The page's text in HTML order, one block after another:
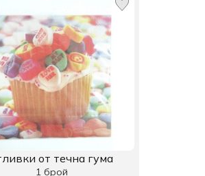
от течна гума
1 брой